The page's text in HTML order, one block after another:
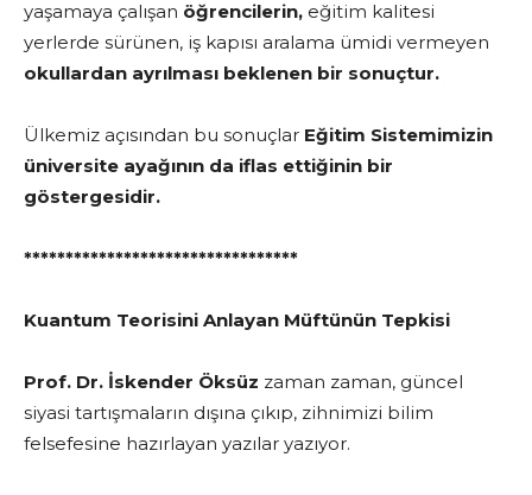
yaşamaya çalışan öğrencilerin, eğitim kalitesi
yerlerde sürünen, iş kapısı aralama ümidi vermeyen
okullardan ayrılması beklenen bir sonuçtur.
Ülkemiz açısından bu sonuçlar Eğitim Sistemimizin
üniversite ayağının da iflas ettiğinin bir
göstergesidir.
*********************************
Kuantum Teorisini Anlayan Müftünün Tepkisi
Prof. Dr. İskender Öksüz zaman zaman, güncel
siyasi tartışmaların dışına çıkıp, zihnimizi bilim
felsefesine hazırlayan yazılar yazıyor.